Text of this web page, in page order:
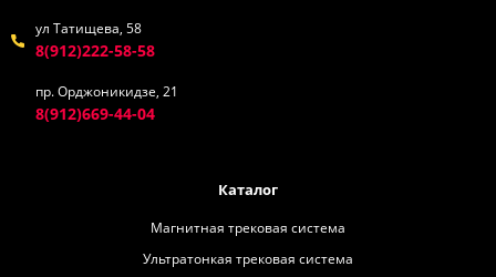
ул Татищева, 58
8(912)222-58-58
пр. Орджоникидзе, 21
8(912)669-44-04
Каталог
Магнитная трековая система
Ультратонкая трековая система